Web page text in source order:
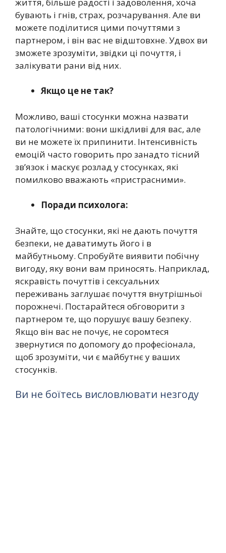
бувають і гнів, страх, розчарування. Але ви
можете поділитися цими почуттями з
партнером, і він вас не відштовхне. Удвох ви
зможете зрозуміти, звідки ці почуття, і
залікувати рани від них.
Якщо це не так?
Можливо, ваші стосунки можна назвати
патологічними: вони шкідливі для вас, але
ви не можете їх припинити. Інтенсивність
емоцій часто говорить про занадто тісний
зв’язок і маскує розлад у стосунках, які
помилково вважають «пристрасними».
Поради психолога:
Знайте, що стосунки, які не дають почуття
безпеки, не даватимуть його і в
майбутньому. Спробуйте виявити побічну
вигоду, яку вони вам приносять. Наприклад,
яскравість почуттів і сексуальних
переживань заглушає почуття внутрішньої
порожнечі. Постарайтеся обговорити з
партнером те, що порушує вашу безпеку.
Якщо він вас не почує, не соромтеся
звернутися по допомогу до професіонала,
щоб зрозуміти, чи є майбутнє у ваших
стосунків.
Ви не боїтесь висловлювати незгоду